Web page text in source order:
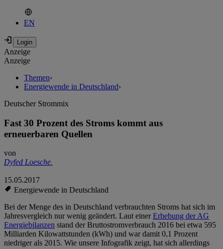
EN
Anzeige
Anzeige
Themen›
Energiewende in Deutschland›
Deutscher Strommix
Fast 30 Prozent des Stroms kommt aus
erneuerbaren Quellen
von
Dyfed Loesche,
15.05.2017
Energiewende in Deutschland
Bei der Menge des in Deutschland verbrauchten Stroms hat sich im
Jahresvergleich nur wenig geändert. Laut einerErhebung der AG
Energiebilanzen stand der Bruttostromverbrauch 2016 bei etwa 595
Milliarden Kilowattstunden (kWh) und war damit 0,1 Prozent
niedriger als 2015. Wie unsere Infografik zeigt, hat sich allerdings